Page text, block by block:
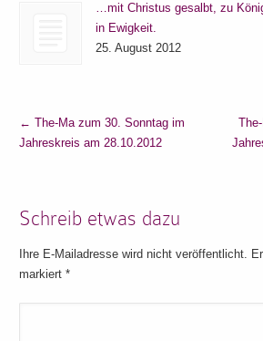
…mit Christus gesalbt, zu
in Ewigkeit.
25. August 2012
← The-Ma zum 30. Sonntag im
Jahreskreis am 28.10.2012
Schreib etwas dazu
Ihre E-Mailadresse wird nicht veröffentlicht.
markiert*